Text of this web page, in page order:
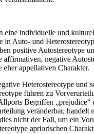
eine individuelle und
in Auto- und
positive Autostereotype
affirmativen, negative
eher appellativen Charakter.
Heterostereotype und
führen zu
Begriffen „prejudice“
veränderbar, handelt
nicht der Fall, um ein
apriorischen